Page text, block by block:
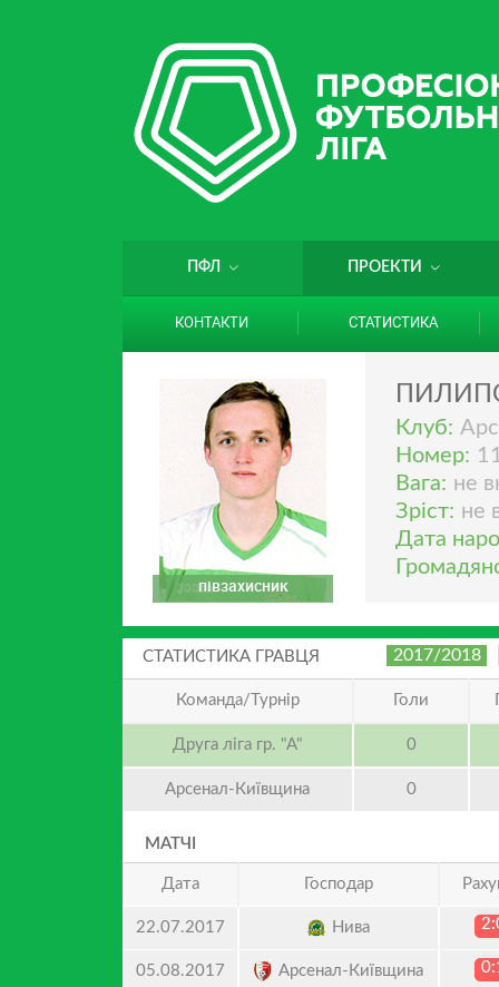
ПФЛ ПРОЕКТИ
КОНТАКТИ СТАТИСТИКА
півзахисник
Клуб:
Номер:
Вага: не
Зріст: не
Дата
СТАТИСТИКА ГРАВЦЯ 2017/2018
Команда/Турнір Голи
Друга ліга гр. "А" 0
Арсенал-Київщина 0
МАТЧІ
Дата Господар
22.07.2017 Нива
05.08.2017 Арсенал-Київщина